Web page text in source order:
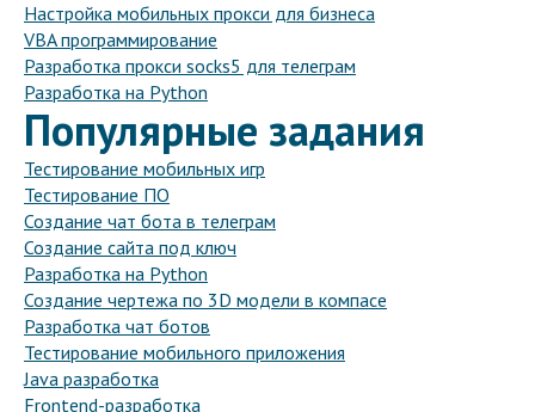
Настройка мобильных прокси для бизнеса
VBA программирование
Разработка прокси socks5 для телеграм
Разработка на Python
Популярные задания
Тестирование мобильных игр
Тестирование ПО
Создание чат бота в телеграм
Создание сайта под ключ
Разработка на Python
Создание чертежа по 3D модели в компасе
Разработка чат ботов
Тестирование мобильного приложения
Java разработка
Frontend-разработка